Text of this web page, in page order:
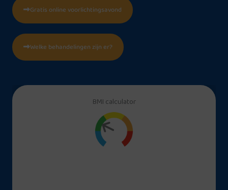
Gratis online voorlichtingsavond
Welke behandelingen zijn er?
BMI calculator